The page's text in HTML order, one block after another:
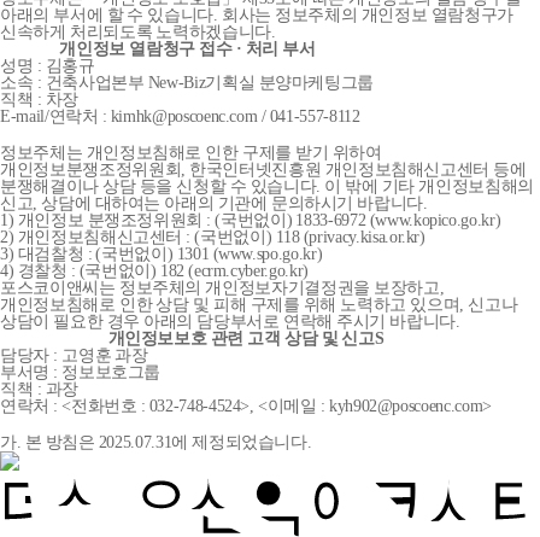
아래의 부서에 할 수 있습니다. 회사는 정보주체의 개인정보 열람청구가
신속하게 처리되도록 노력하겠습니다.
개인정보 열람청구 접수 · 처리 부서
성명 : 김홍규
소속 : 건축사업본부 New-Biz기획실 분양마케팅그룹
직책 : 차장
E-mail/연락처 : kimhk@poscoenc.com / 041-557-8112
정보주체는 개인정보침해로 인한 구제를 받기 위하여
개인정보분쟁조정위원회, 한국인터넷진흥원 개인정보침해신고센터 등에
분쟁해결이나 상담 등을 신청할 수 있습니다. 이 밖에 기타 개인정보침해의
신고, 상담에 대하여는 아래의 기관에 문의하시기 바랍니다.
1) 개인정보 분쟁조정위원회 : (국번없이) 1833-6972 (www.kopico.go.kr)
2) 개인정보침해신고센터 : (국번없이) 118 (privacy.kisa.or.kr)
3) 대검찰청 : (국번없이) 1301 (www.spo.go.kr)
4) 경찰청 : (국번없이) 182 (ecrm.cyber.go.kr)
포스코이앤씨는 정보주체의 개인정보자기결정권을 보장하고,
개인정보침해로 인한 상담 및 피해 구제를 위해 노력하고 있으며, 신고나
상담이 필요한 경우 아래의 담당부서로 연락해 주시기 바랍니다.
개인정보보호 관련 고객 상담 및 신고S
담당자 : 고영훈 과장
부서명 : 정보보호그룹
직책 : 과장
연락처 : <전화번호 : 032-748-4524>, <이메일 : kyh902@poscoenc.com>
가. 본 방침은 2025.07.31에 제정되었습니다.